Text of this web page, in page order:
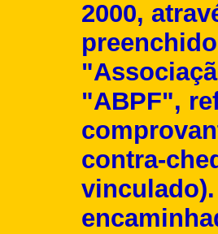
2000,
"ABPF",
contra-